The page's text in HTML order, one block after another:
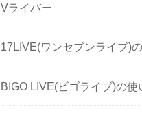
Vライバー
17LIVE(ワンセブンライブ)
BIGO LIVE(ビゴライブ)の使